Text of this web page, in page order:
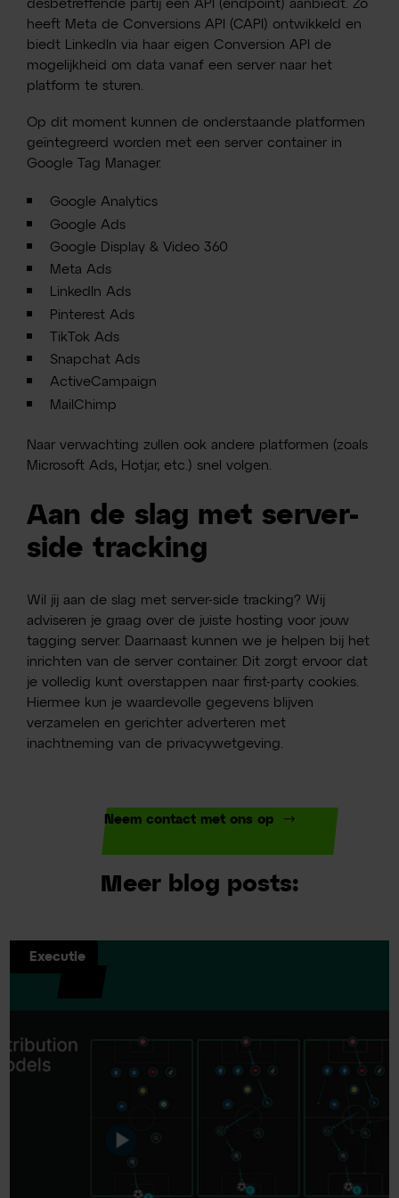
desbetreffende partij een API (endpoint) aanbiedt. Zo
heeft Meta de Conversions API (CAPI) ontwikkeld en
biedt LinkedIn via haar eigen Conversion API de
mogelijkheid om data vanaf een server naar het
platform te sturen.
Op dit moment kunnen de onderstaande platformen
geïntegreerd worden met een server container in
Google Tag Manager.
Google Analytics
Google Ads
Google Display & Video 360
Meta Ads
LinkedIn Ads
Pinterest Ads
TikTok Ads
Snapchat Ads
ActiveCampaign
MailChimp
Naar verwachting zullen ook andere platformen (zoals
Microsoft Ads, Hotjar, etc.) snel volgen.
Aan de slag met server-
side tracking
Wil jij aan de slag met server-side tracking? Wij
adviseren je graag over de juiste hosting voor jouw
tagging server. Daarnaast kunnen we je helpen bij het
inrichten van de server container. Dit zorgt ervoor dat
je volledig kunt overstappen naar first-party cookies.
Hiermee kun je waardevolle gegevens blijven
verzamelen en gerichter adverteren met
inachtneming van de privacywetgeving.
Neem contact met ons op
Meer blog posts:
Executie